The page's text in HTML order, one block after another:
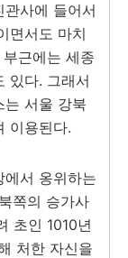
사에 들어서
면서도 마치
근에는 세종
있다. 그래서
는 서울 강북
이용된다.
서 옹위하는
쪽의 승가사
초인 1010년
처한 자신을